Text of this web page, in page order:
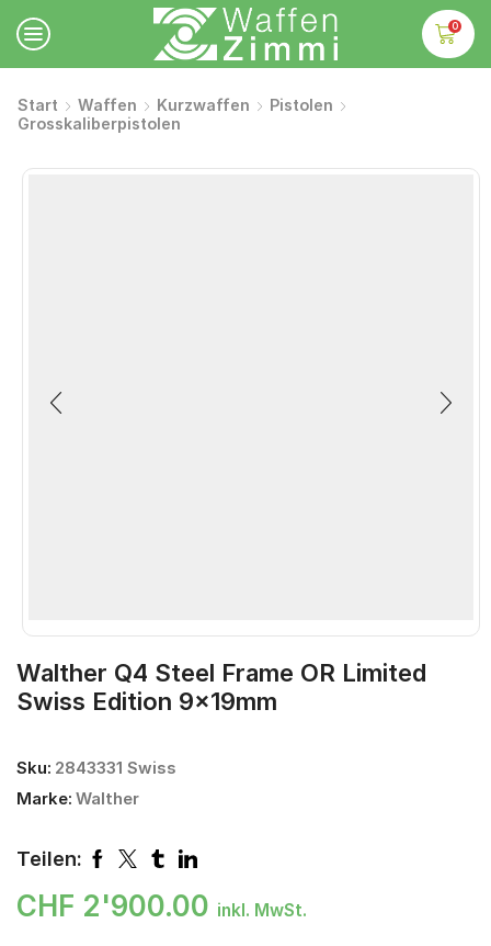
0
Start Waffen Kurzwaffen
Pistolen
Grosskaliberpistolen
Walther Q4 Steel Frame OR Limited
Swiss Edition 9x19mm
Sku: 2843331 Swiss
Marke: Walther
Teilen:
CHF 2'900.00 inkl. MwSt.